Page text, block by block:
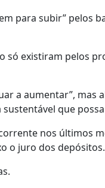
para subir” pelos
só existiram pelos
a aumentar”, mas
que
nos últimos
o juro dos depósitos.